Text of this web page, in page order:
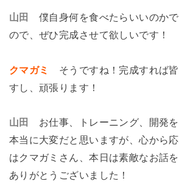
山田僕自身何を食べたらいいのか
ので、ぜひ完成させて欲しいです！
クマガミ そうですね！完成すれば
すし、頑張ります！
山田 お仕事、トレーニング、開発
本当に大変だと思いますが、心から
はクマガミさん、本日は素敵なお話
ありがとうございました！